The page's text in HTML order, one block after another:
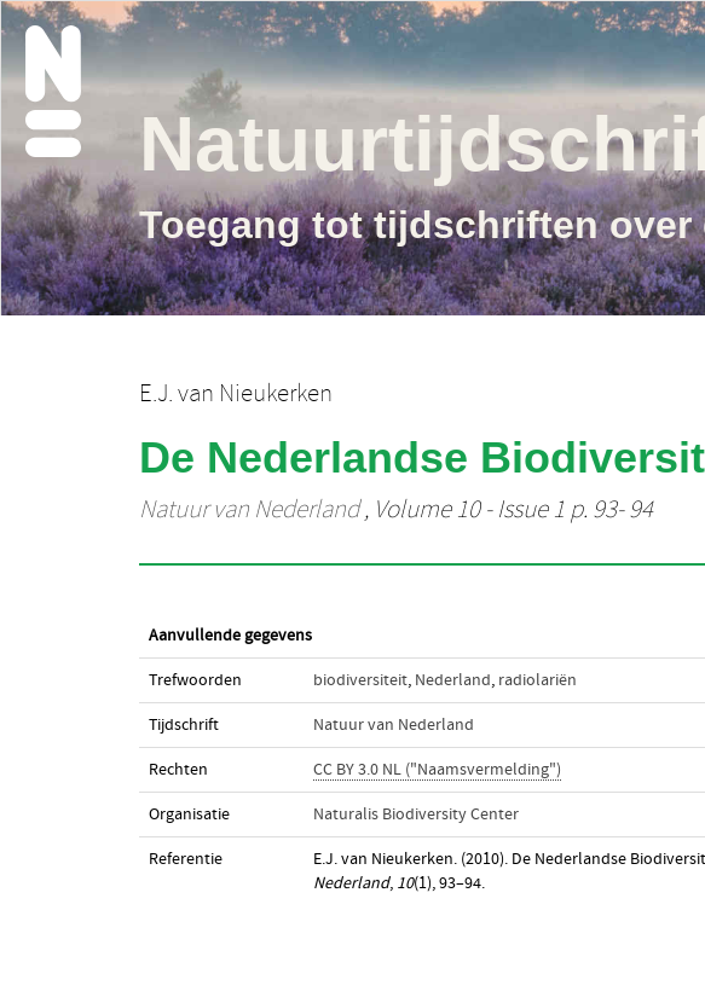
Toegang tot tijdschriften over
E.J. van Nieukerken
De Nederlandse
Natuur van Nederland, Volume 10 - Issue 1 p. 93- 94
Aanvullende gegevens
Trefwoorden biodiversiteit, Nederland, radiolariën
Tijdschrift Natuur van Nederland
Rechten CC BY 3.0 NL ("Naamsvermelding")
Organisatie Naturalis Biodiversity Center
Referentie E.J. van Nieukerken. (2010). De Nederlandse
Nederland, 10(1), 93–94.